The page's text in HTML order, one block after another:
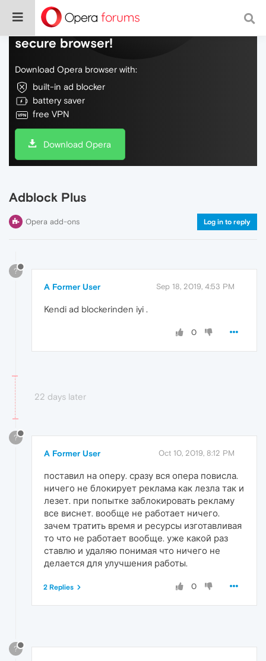
Do more on the web, with a fast and
secure browser!
Download Opera browser with:
built-in ad blocker
battery saver
free VPN
Download Opera
Adblock Plus
Opera add-ons Log in to reply
?
A Former User Sep 18, 2019, 4:53 PM
Kendi ad blockerinden iyi .
0
22 days later
?
A Former User Oct 10, 2019, 8:12 PM
поставил на оперу. сразу вся опера повисла.
ничего не блокирует реклама как лезла так и
лезет. при попытке заблокировать рекламу
все виснет. вообще не работает ничего.
зачем тратить время и ресурсы изготавливая
то что не работает вообще. уже какой раз
ставлю и удаляю понимая что ничего не
делается для улучшения работы.
0
2 Replies
?